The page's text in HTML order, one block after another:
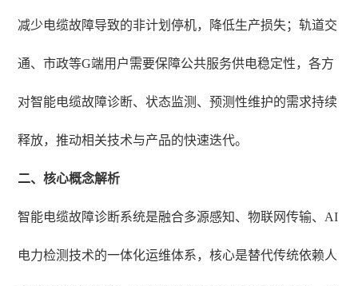
减少电缆故障导致的非计划停机，降低生产损失；轨道交
通、市政等G端用户需要保障公共服务供电稳定性，各方
对智能电缆故障诊断、状态监测、预测性维护的需求持续
释放，推动相关技术与产品的快速迭代。
二、核心概念解析
智能电缆故障诊断系统是融合多源感知、物联网传输、AI
电力检测技术的一体化运维体系，核心是替代传统依赖人